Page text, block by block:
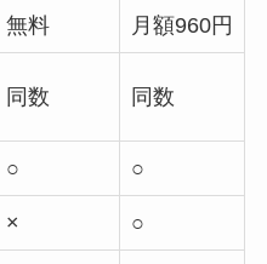
無料 月額960円
同数 同数
○ ○
× ○